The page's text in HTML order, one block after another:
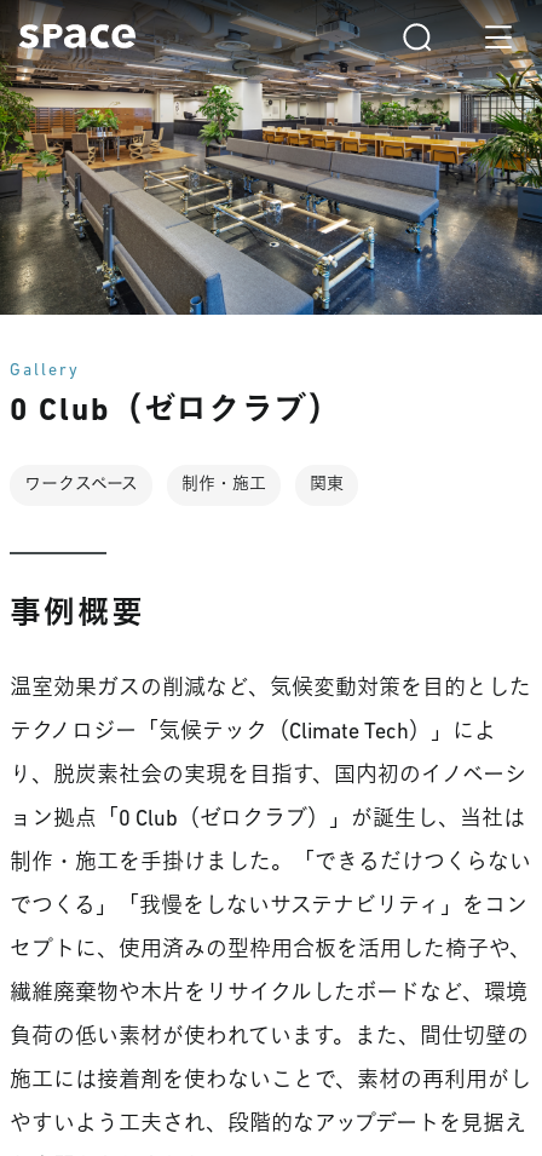
Gallery
0 Club（ゼロクラブ）
ワークスペース 制作・施工 関東
事例概要
温室効果ガスの削減など、気候変動対策を目的とした
テクノロジー「気候テック（Climate Tech）」によ
り、脱炭素社会の実現を目指す、国内初のイノベーシ
ョン拠点「0 Club（ゼロクラブ）」が誕生し、当社は
制作・施工を手掛けました。「できるだけつくらない
でつくる」「我慢をしないサステナビリティ」をコン
セプトに、使用済みの型枠用合板を活用した椅子や、
繊維廃棄物や木片をリサイクルしたボードなど、環境
負荷の低い素材が使われています。また、間仕切壁の
施工には接着剤を使わないことで、素材の再利用がし
やすいよう工夫され、段階的なアップデートを見据え